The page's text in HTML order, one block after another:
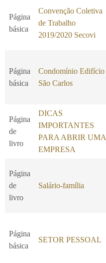
Página
básica
Convenção Coletiva
de Trabalho
2019/2020 Secovi
Página
básica
Condomínio Edifício
São Carlos
Página
de
livro
DICAS
IMPORTANTES
PARA ABRIR UMA
EMPRESA
Página
de
livro
Salário-família
Página
básica
SETOR PESSOAL